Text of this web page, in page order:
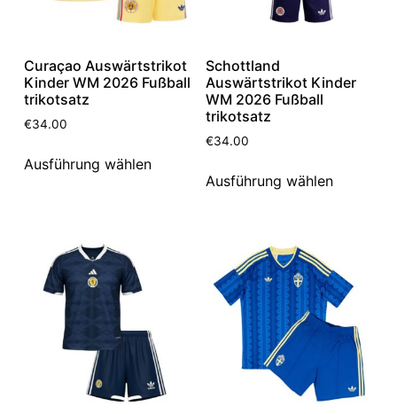
Curaçao Auswärtstrikot
Kinder WM 2026 Fußball
trikotsatz
€34.00
Ausführung wählen
Schottland
Auswärtstrikot Kinder
WM 2026 Fußball
trikotsatz
€34.00
Ausführung wählen